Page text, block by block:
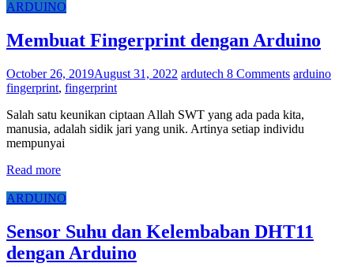
ARDUINO
Membuat Fingerprint dengan Arduino
October 26, 2019August 31, 2022 ardutech 8 Comments arduino
fingerprint, fingerprint
Salah satu keunikan ciptaan Allah SWT yang ada pada kita,
manusia, adalah sidik jari yang unik. Artinya setiap individu
mempunyai
Read more
ARDUINO
Sensor Suhu dan Kelembaban DHT11
dengan Arduino